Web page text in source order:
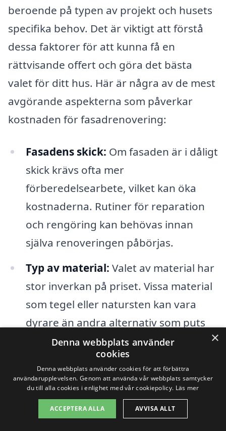
beroende på typen av projekt och husets
specifika behov. Det är viktigt att förstå
dessa faktorer för att kunna få en
rättvisande offert och göra det bästa
valet för ditt hus. Här är några av de mest
avgörande aspekterna som påverkar
kostnaden för fasadrenovering:
Fasadens skick: Om fasaden är i dåligt
skick krävs ofta mer
förberedelsearbete, vilket kan öka
kostnaderna. Rutiner för reparation
och rengöring kan behövas innan
själva renoveringen påbörjas.
Typ av material: Valet av material har
stor inverkan på priset. Vissa material
som tegel eller natursten kan vara
dyrare än andra alternativ som puts
eller målad yta.
Yta som ska renoveras:Självklart
spelar ytan en betydande roll. Ju
större yta som ska renoveras, desto
högre blir kostnaden. Detta beror
×
Denna webbplats använder
cookies
Denna webbplats använder cookies för att förbättra
användarupplevelsen. Genom att använda vår webbplats samtycker
du till alla cookies i enlighet med vår cookiepolicy. Läs mer
ACCEPTERA ALLA AVVISA ALLT